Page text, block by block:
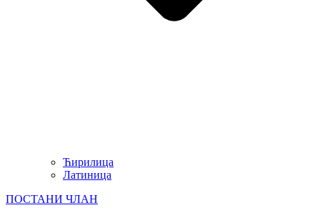
Ћирилица
Латиница
ПОСТАНИ ЧЛАН